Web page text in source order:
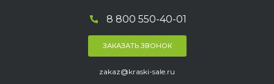
8 800 550-40-01
ЗАКАЗАТЬ ЗВОНОК
zakaz@kraski-sale.ru